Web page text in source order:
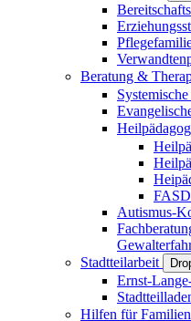
Beratung &
Autismus-
Stadtteilarbeit
Ernst-
Hilfen für Familien